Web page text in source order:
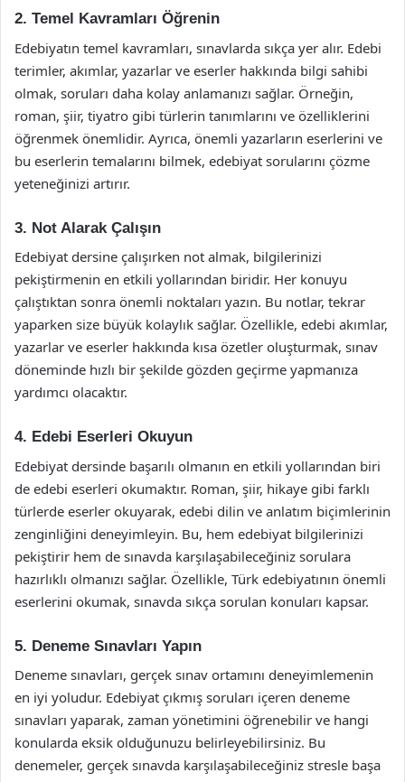
2. Temel Kavramları Öğrenin
Edebiyatın temel kavramları, sınavlarda sıkça yer alır. Edebi
terimler, akımlar, yazarlar ve eserler hakkında bilgi sahibi
olmak, soruları daha kolay anlamanızı sağlar. Örneğin,
roman, şiir, tiyatro gibi türlerin tanımlarını ve özelliklerini
öğrenmek önemlidir. Ayrıca, önemli yazarların eserlerini ve
bu eserlerin temalarını bilmek, edebiyat sorularını çözme
yeteneğinizi artırır.
3. Not Alarak Çalışın
Edebiyat dersine çalışırken not almak, bilgilerinizi
pekiştirmenin en etkili yollarından biridir. Her konuyu
çalıştıktan sonra önemli noktaları yazın. Bu notlar, tekrar
yaparken size büyük kolaylık sağlar. Özellikle, edebi akımlar,
yazarlar ve eserler hakkında kısa özetler oluşturmak, sınav
döneminde hızlı bir şekilde gözden geçirme yapmanıza
yardımcı olacaktır.
4. Edebi Eserleri Okuyun
Edebiyat dersinde başarılı olmanın en etkili yollarından biri
de edebi eserleri okumaktır. Roman, şiir, hikaye gibi farklı
türlerde eserler okuyarak, edebi dilin ve anlatım biçimlerinin
zenginliğini deneyimleyin. Bu, hem edebiyat bilgilerinizi
pekiştirir hem de sınavda karşılaşabileceğiniz sorulara
hazırlıklı olmanızı sağlar. Özellikle, Türk edebiyatının önemli
eserlerini okumak, sınavda sıkça sorulan konuları kapsar.
5. Deneme Sınavları Yapın
Deneme sınavları, gerçek sınav ortamını deneyimlemenin
en iyi yoludur. Edebiyat çıkmış soruları içeren deneme
sınavları yaparak, zaman yönetimini öğrenebilir ve hangi
konularda eksik olduğunuzu belirleyebilirsiniz. Bu
denemeler, gerçek sınavda karşılaşabileceğiniz stresle başa